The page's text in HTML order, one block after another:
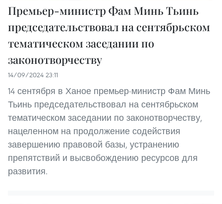
Премьер-министр Фам Минь Тьинь
председательствовал на сентябрьском
тематическом заседании по
законотворчеству
14/09/2024 23:11
14 сентября в Ханое премьер-министр Фам Минь
Тьинь председательствовал на сентябрьском
тематическом заседании по законотворчеству,
нацеленном на продолжение содействия
завершению правовой базы, устранению
препятствий и высвобождению ресурсов для
развития.